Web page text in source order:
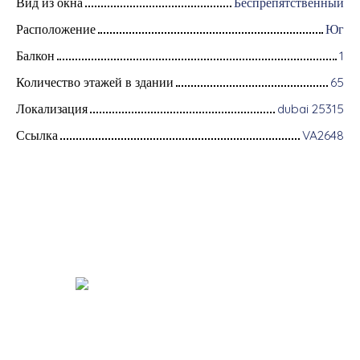
Расположение
Юг
Балкон
1
Количество этажей в здании
65
Локализация
dubai 25315
Ссылка
VA2648